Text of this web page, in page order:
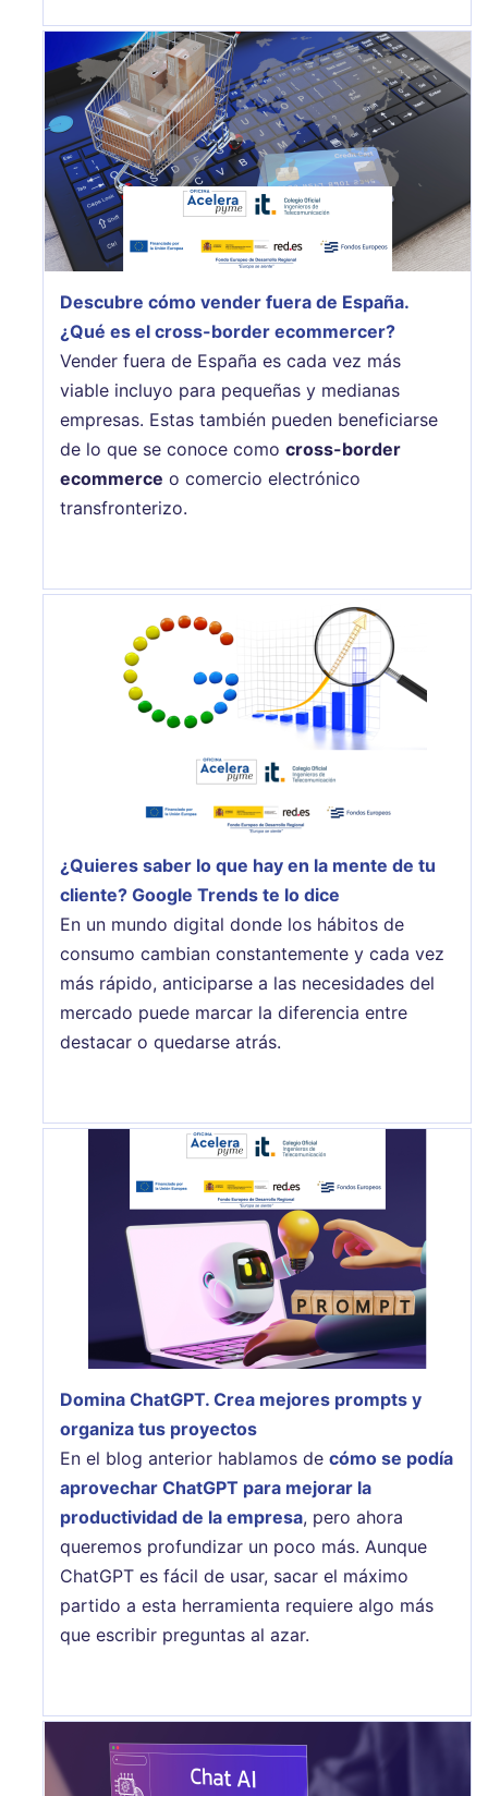
Descubre cómo vender fuera de España.
¿Qué es el cross-border ecommercer?
Vender fuera de España es cada vez más
viable incluyo para pequeñas y medianas
empresas. Estas también pueden beneficiarse
de lo que se conoce como cross-border
ecommerce o comercio electrónico
transfronterizo.
¿Quieres saber lo que hay en la mente de tu
cliente? Google Trends te lo dice
En un mundo digital donde los hábitos de
consumo cambian constantemente y cada vez
más rápido, anticiparse a las necesidades del
mercado puede marcar la diferencia entre
destacar o quedarse atrás.
Domina ChatGPT. Crea mejores prompts y
organiza tus proyectos
En el blog anterior hablamos de cómo se podía
aprovechar ChatGPT para mejorar la
productividad de la empresa, pero ahora
queremos profundizar un poco más. Aunque
ChatGPT es fácil de usar, sacar el máximo
partido a esta herramienta requiere algo más
que escribir preguntas al azar.